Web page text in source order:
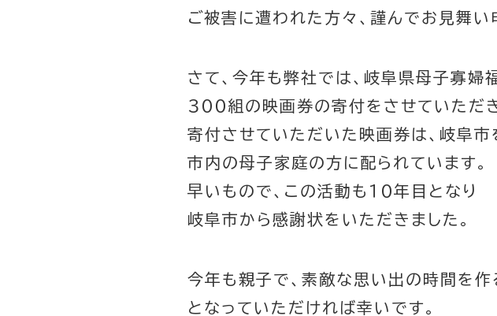
ご被害に遭われた方々、謹んでお見舞い
さて、今年も弊社では、岐阜県母子寡婦
３００組の映画券の寄付をさせていただ
寄付させていただいた映画券は、岐阜市
市内の母子家庭の方に配られています。
早いもので、この活動も１０年目となり
岐阜市から感謝状をいただきました。
今年も親子で、素敵な思い出の時間を作
となっていただければ幸いです。